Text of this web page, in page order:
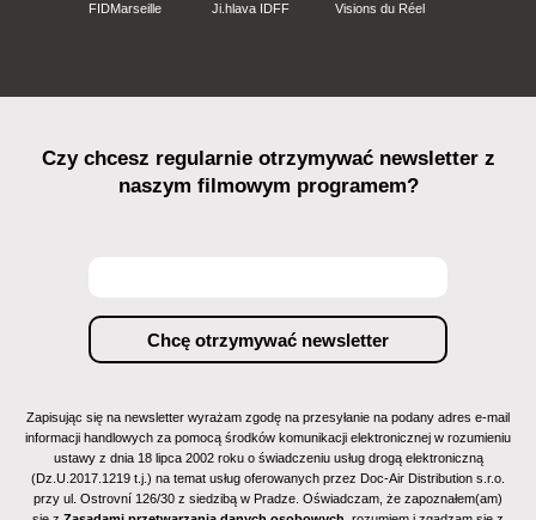
FIDMarseille Ji.hlava IDFF Visions du Réel
Czy chcesz regularnie otrzymywać newsletter z
naszym filmowym programem?
Zapisując się na newsletter wyrażam zgodę na przesyłanie na podany adres e-mail
informacji handlowych za pomocą środków komunikacji elektronicznej w rozumieniu
ustawy z dnia 18 lipca 2002 roku o świadczeniu usług drogą elektroniczną
(Dz.U.2017.1219 t.j.) na temat usług oferowanych przez Doc-Air Distribution s.r.o.
przy ul. Ostrovní 126/30 z siedzibą w Pradze. Oświadczam, że zapoznałem(am)